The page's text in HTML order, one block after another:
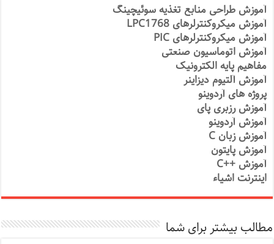
آموزش طراحی منابع تغذیه سوئیچینگ
آموزش میکروکنترلرهای LPC1768
آموزش میکروکنترلرهای PIC
آموزش اتوماسیون صنعتی
مفاهیم پایه الکترونیک
آموزش آلتیوم دیزاینر
پروژه های آردوینو
آموزش رزبری پای
آموزش آردوینو
آموزش زبان C
آموزش پایتون
آموزش ++C
اینترنت اشیاء
مطالب بیشتر برای شما